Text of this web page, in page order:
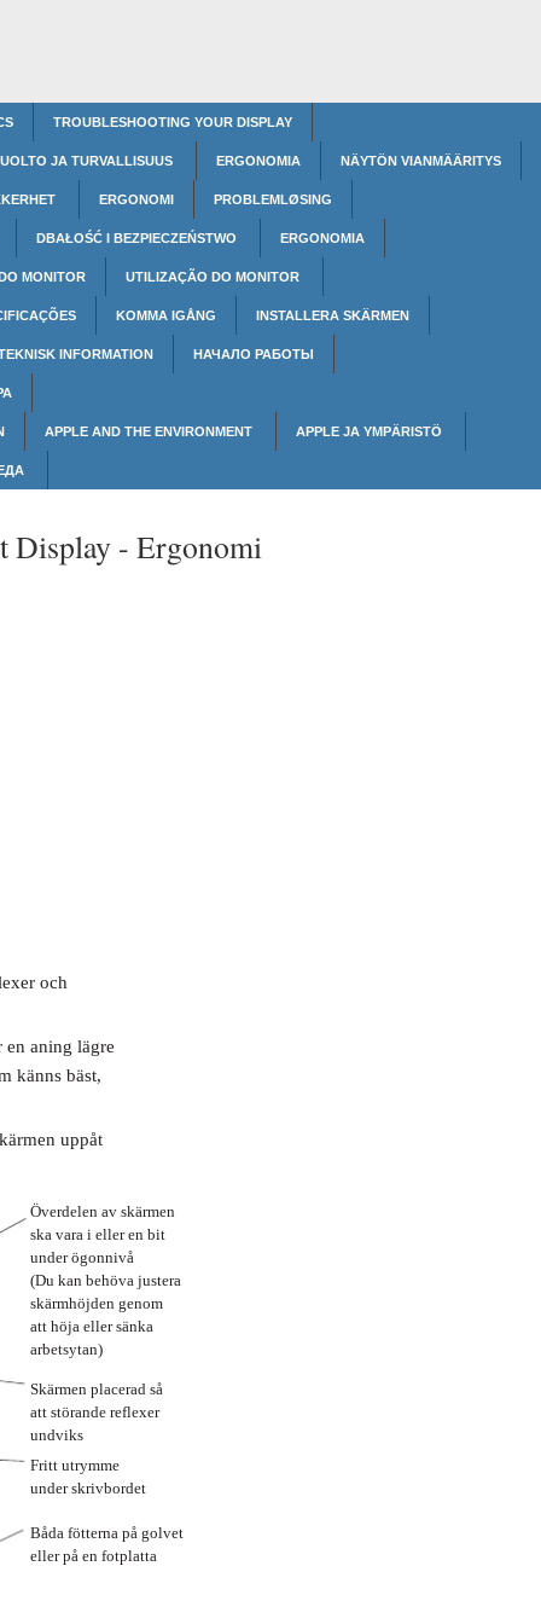
TROUBLESHOOTING YOUR DISPLAY
JA TURVALLISUUS ERGONOMIA NÄYTÖN VIANMÄÄRITYS
ERGONOMI PROBLEMLØSING
DBAŁOŚĆ I BEZPIECZEŃSTWO ERGONOMIA
MONITOR UTILIZAÇÃO DO MONITOR
KOMMA IGÅNG INSTALLERA SKÄRMEN
INFORMATION НАЧАЛО РАБОТЫ
APPLE AND THE ENVIRONMENT APPLE JA YMPÄRISTÖ
Display - Ergonomi
och
en aning lägre
känns bäst,
uppåt
Skärmen placerad så
att störande reflexer
undviks
Båda fötterna på golvet
eller på en fotplatta
Överdelen av skärmen
ska vara i eller en bit
under ögonnivå
(Du kan behöva justera
skärmhöjden genom
att höja eller sänka
arbetsytan)
Fritt utrymme
under skrivbordet